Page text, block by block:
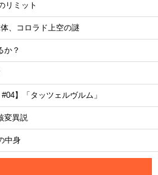
リミット
、コロラド上空の謎
か？
】「タッツェルヴルム」
変異説
中身